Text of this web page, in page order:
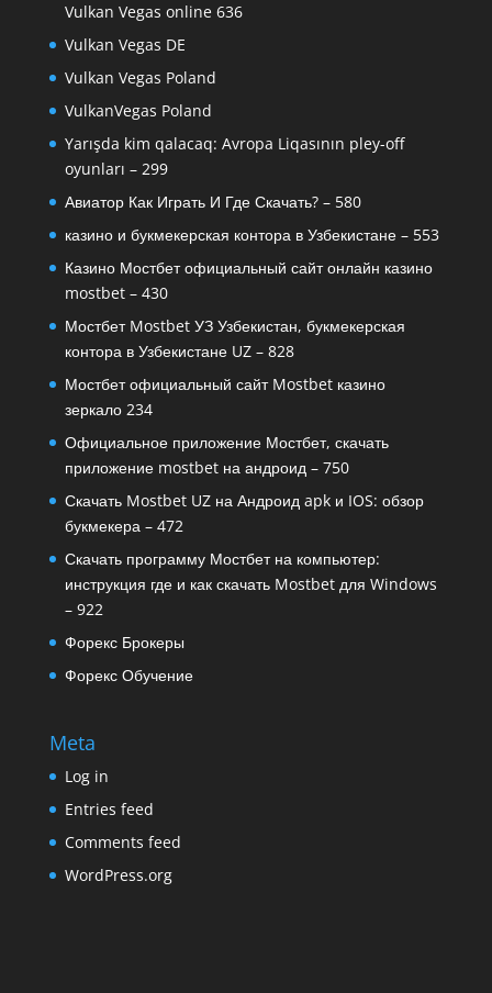
Vulkan Vegas online 636
Vulkan Vegas DE
Vulkan Vegas Poland
VulkanVegas Poland
Yarışda kim qalacaq: Avropa Liqasının pley-off
oyunları – 299
Авиатор Как Играть И Где Скачать? – 580
казино и букмекерская контора в Узбекистане – 553
Казино Мостбет официальный сайт онлайн казино
mostbet – 430
Мостбет Mostbet УЗ Узбекистан, букмекерская
контора в Узбекистане UZ – 828
Мостбет официальный сайт Mostbet казино
зеркало 234
Официальное приложение Мостбет, скачать
приложение mostbet на андроид – 750
Скачать Mostbet UZ на Андроид apk и IOS: обзор
букмекера – 472
Скачать программу Мостбет на компьютер:
инструкция где и как скачать Mostbet для Windows
– 922
Форекс Брокеры
Форекс Обучение
Meta
Log in
Entries feed
Comments feed
WordPress.org